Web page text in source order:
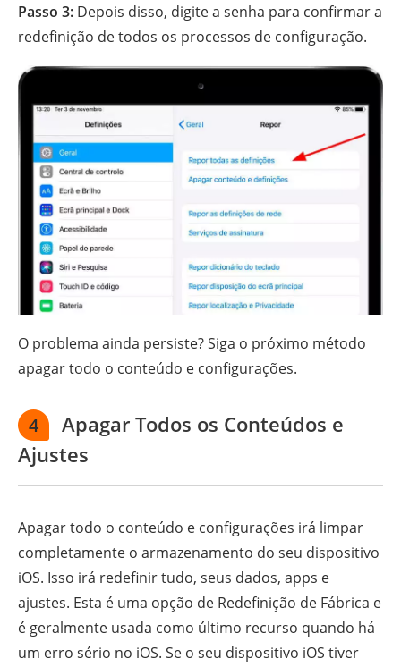
Passo 3: Depois disso, digite a senha para confirmar a
redefinição de todos os processos de configuração.
O problema ainda persiste? Siga o próximo método
apagar todo o conteúdo e configurações.
4
Apagar Todos os Conteúdos e
Ajustes
Apagar todo o conteúdo e configurações irá limpar
completamente o armazenamento do seu dispositivo
iOS. Isso irá redefinir tudo, seus dados, apps e
ajustes. Esta é uma opção de Redefinição de Fábrica e
é geralmente usada como último recurso quando há
um erro sério no iOS. Se o seu dispositivo iOS tiver